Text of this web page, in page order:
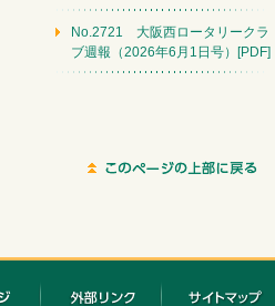
No.2721 大阪西ロータリークラ
ブ週報（2026年6月1日号）[PDF]